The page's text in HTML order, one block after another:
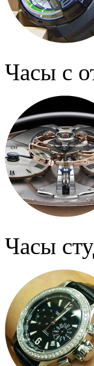
Часы с
Часы